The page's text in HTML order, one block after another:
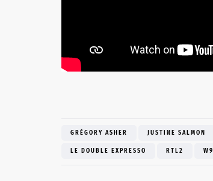
GRÉGORY ASHER JUSTINE SALMON
LE DOUBLE EXPRESSO RTL2 W9